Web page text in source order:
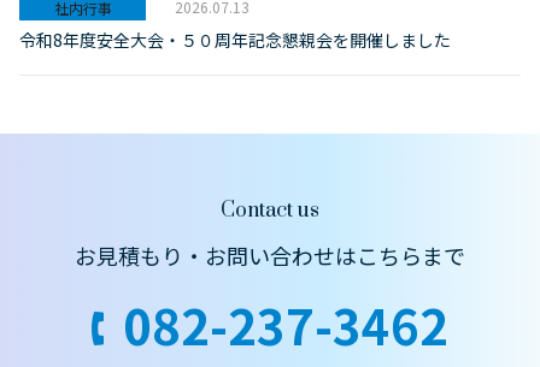
社内行事 2026.07.13
令和8年度安全大会・５０周年記念懇親会を開催しました
Contact us
お見積もり・お問い合わせはこちらまで
082-237-3462